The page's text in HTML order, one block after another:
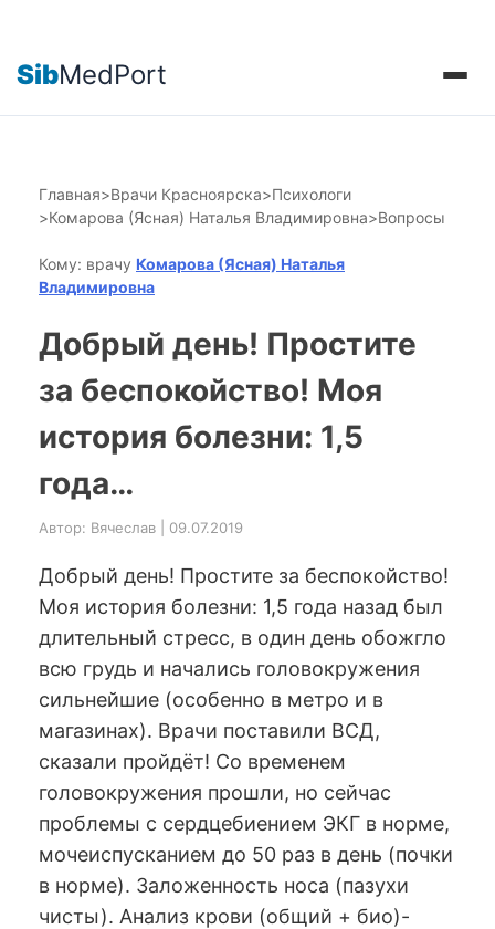
SibMedPort
Главная>Врачи Красноярска>Психологи
>Комарова (Ясная) Наталья Владимировна>Вопросы
Кому: врачу Комарова (Ясная) Наталья
Владимировна
Добрый день! Простите
за беспокойство! Моя
история болезни: 1,5
года…
Автор: Вячеслав | 09.07.2019
Добрый день! Простите за беспокойство!
Моя история болезни: 1,5 года назад был
длительный стресс, в один день обожгло
всю грудь и начались головокружения
сильнейшие (особенно в метро и в
магазинах). Врачи поставили ВСД,
сказали пройдёт! Со временем
головокружения прошли, но сейчас
проблемы с сердцебиением ЭКГ в норме,
мочеиспусканием до 50 раз в день (почки
в норме). Заложенность носа (пазухи
чисты). Анализ крови (общий + био)-